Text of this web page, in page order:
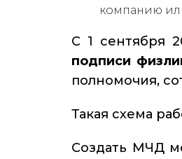
компанию
С 1 сентября
подписи
полномочия,
Такая схема
Создать МЧД